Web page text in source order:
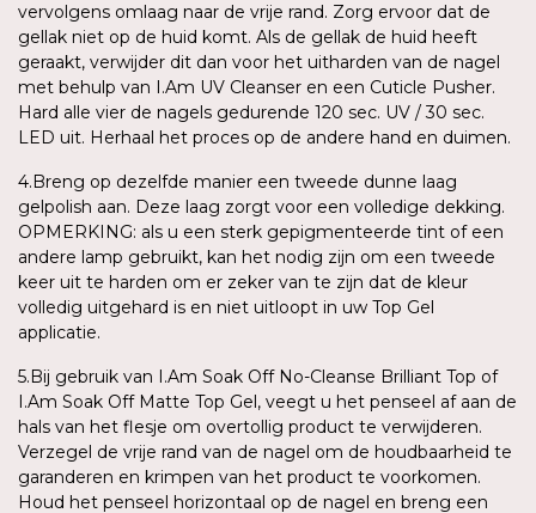
vervolgens omlaag naar de vrije rand. Zorg ervoor dat de
gellak niet op de huid komt. Als de gellak de huid heeft
geraakt, verwijder dit dan voor het uitharden van de nagel
met behulp van I.Am UV Cleanser en een Cuticle Pusher.
Hard alle vier de nagels gedurende 120 sec. UV / 30 sec.
LED uit. Herhaal het proces op de andere hand en duimen.
4.Breng op dezelfde manier een tweede dunne laag
gelpolish aan. Deze laag zorgt voor een volledige dekking.
OPMERKING: als u een sterk gepigmenteerde tint of een
andere lamp gebruikt, kan het nodig zijn om een tweede
keer uit te harden om er zeker van te zijn dat de kleur
volledig uitgehard is en niet uitloopt in uw Top Gel
applicatie.
5.Bij gebruik van I.Am Soak Off No-Cleanse Brilliant Top of
I.Am Soak Off Matte Top Gel, veegt u het penseel af aan de
hals van het flesje om overtollig product te verwijderen.
Verzegel de vrije rand van de nagel om de houdbaarheid te
garanderen en krimpen van het product te voorkomen.
Houd het penseel horizontaal op de nagel en breng een